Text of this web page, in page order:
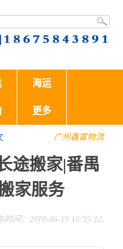
海运
更多
广州鑫富物流
途搬家|番禺
家服务
时间：2018-06-19 10:55:12